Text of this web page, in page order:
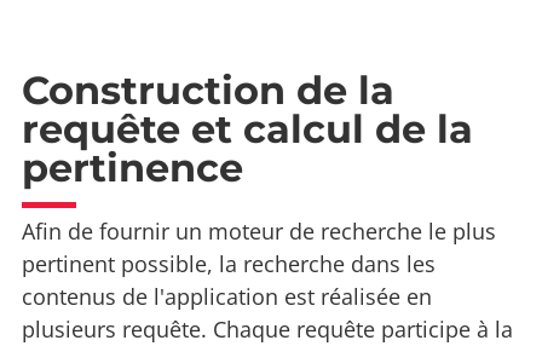
Construction de la
requête et calcul de la
pertinence
Afin de fournir un moteur de recherche le plus
pertinent possible, la recherche dans les
contenus de l'application est réalisée en
plusieurs requête. Chaque requête participe à la